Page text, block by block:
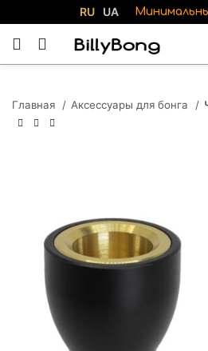
RU UA
Главная Аксессуары для бонга